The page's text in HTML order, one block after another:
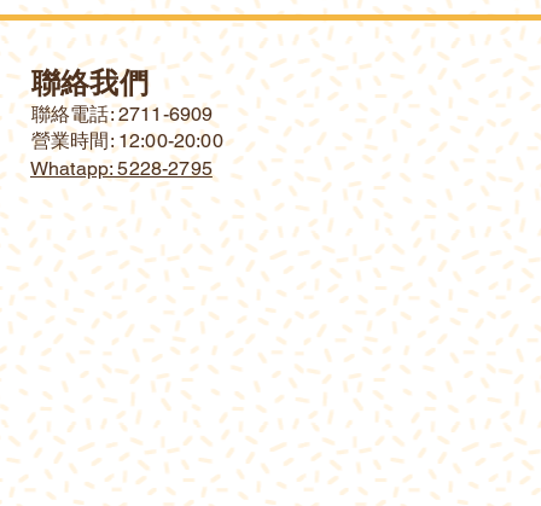
聯絡我們
​聯絡電話: 2711-6909
營業時間: 12:00-20:00
Whatapp: 5228-2795